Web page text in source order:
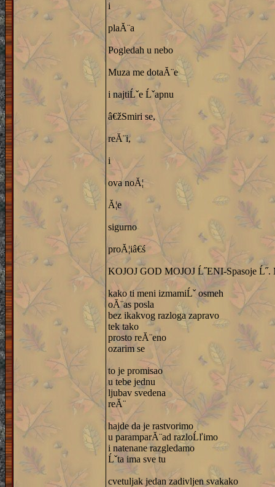
i
plaĂ¨a
Pogledah u nebo
Muza me dotaĂ¨e
i najtiĹˇe Ĺˇapnu
â€žSmiri se,
reĂ¨i,
i
ova noĂ¦
Ă¦e
sigurno
proĂ¦iâ€ś
KOJOJ GOD MOJOJ Ĺ˝ENI-Spasoje Ĺ˝.
kako ti meni izmamiĹˇ osmeh
oĂ¨as posla
bez ikakvog razloga zapravo
tek tako
prosto reĂ¨eno
ozarim se
to je promisao
u tebe jednu
ljubav svedena
reĂ¨
hajde da je rastvorimo
u paramparĂ¨ad razloĹľimo
i natenane razgledamo
Ĺˇta ima sve tu
cvetuljak jedan zadivljen svakako